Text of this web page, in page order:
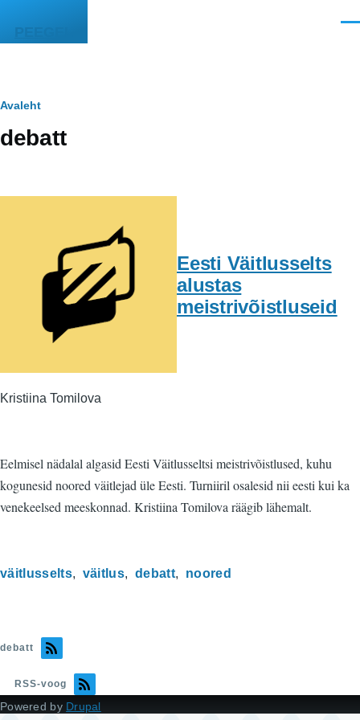
PEEGEL
Leivapuru
Avaleht
debatt
Eesti Väitlusselts
alustas
meistrivõistluseid
Kristiina Tomilova
Eelmisel nädalal algasid Eesti Väitlusseltsi meistrivõistlused, kuhu
kogunesid noored väitlejad üle Eesti. Turniiril osalesid nii eesti kui ka
venekeelsed meeskonnad. Kristiina Tomilova räägib lähemalt.
väitlusselts väitlus debatt noored
debatt
RSS-voog
Powered by Drupal